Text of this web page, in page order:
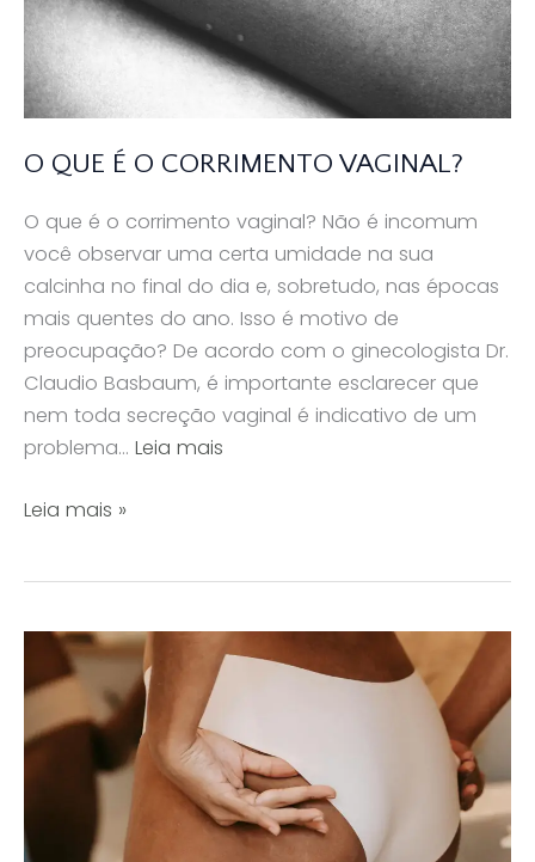
O QUE É O CORRIMENTO VAGINAL?
O que é o corrimento vaginal? Não é incomum
você observar uma certa umidade na sua
calcinha no final do dia e, sobretudo, nas épocas
mais quentes do ano. Isso é motivo de
preocupação? De acordo com o ginecologista Dr.
Claudio Basbaum, é importante esclarecer que
nem toda secreção vaginal é indicativo de um
problema… Leia mais
O
CORRIMENTO
VAGINAL?
Leia mais »